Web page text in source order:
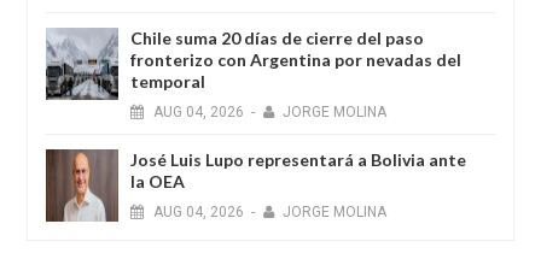
Chile suma 20 días de cierre del paso
fronterizo con Argentina por nevadas del
temporal
AUG 04, 2026 - JORGE MOLINA
José Luis Lupo representará a Bolivia ante
la OEA
AUG 04, 2026 - JORGE MOLINA